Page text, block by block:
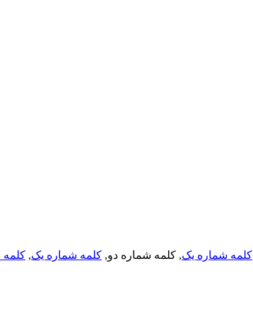
کلمه شماره یک, کلمه شماره دو, کلمه شماره یک, کلمه